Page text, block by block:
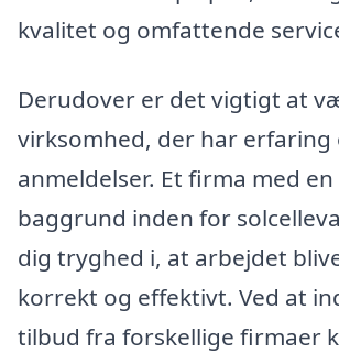
kvalitet og omfattende
Derudover er det vigtigt at
virksomhed, der har erfaring
anmeldelser. Et firma med en
baggrund inden for
dig tryghed i, at arbejdet
korrekt og effektivt. Ved at
tilbud fra forskellige firmaer